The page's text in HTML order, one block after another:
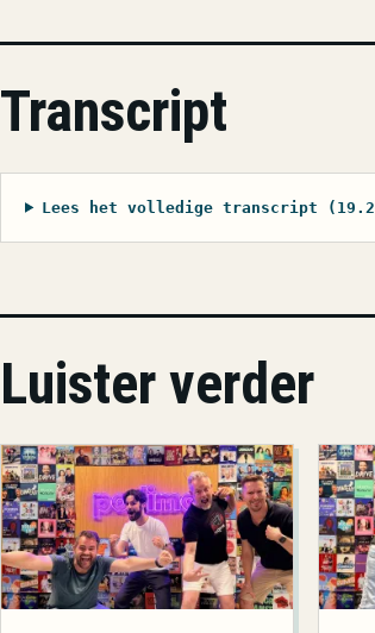
Transcript
Lees het volledige transcript
Luister verder